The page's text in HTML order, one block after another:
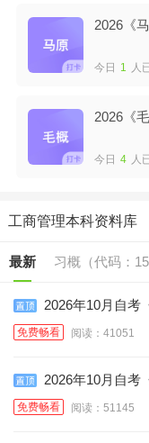
2026《
今日 1 人
2026《
今日 4 人
工商管理本科资料库
最新 习概（代码：
2026年10月自考
免费畅看 阅读：41051
2026年10月自考
诀
免费畅看 阅读：51145